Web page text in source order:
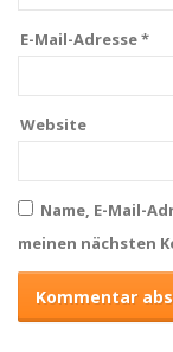
E-Mail-Adresse*
Website
Name, E-Mail-
meinen nächsten